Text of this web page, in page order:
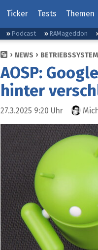
Ticker Tests Themen
Podcast RAMageddon
NEWS
AOSP:
hinter
27.3.2025 9:20 Uhr